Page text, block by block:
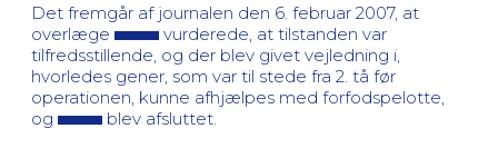
Det fremgår af journalen den 6. februar 2007, at
overlæge
vurderede, at tilstanden var
tilfredsstillende, og der blev givet vejledning i,
hvorledes gener, som var til stede fra 2. tå før
operationen, kunne afhjælpes med forfodspelotte,
og
blev afsluttet.